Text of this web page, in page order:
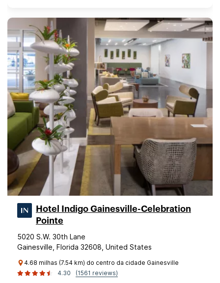
Hotel Indigo Gainesville-Celebration
Pointe
5020 S.W. 30th Lane
Gainesville, Florida 32608, United States
4.68 milhas (7.54 km) do centro da cidade Gainesville
4.30
(1561 reviews)